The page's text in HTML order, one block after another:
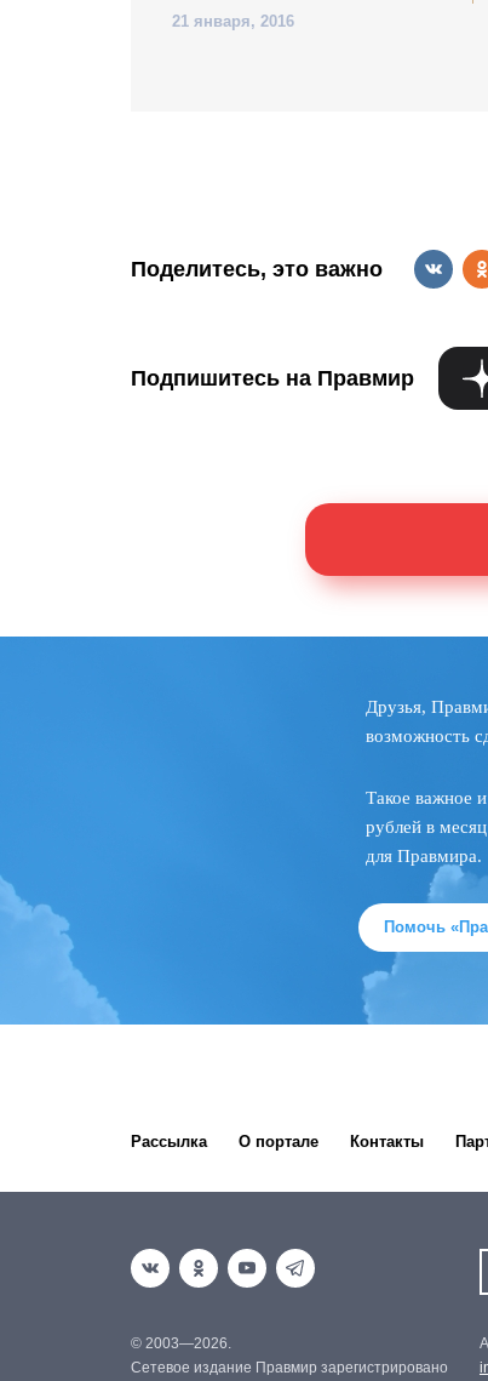
21 января, 2016
Поделитесь, это важно
Подпишитесь на Правмир
Друзья,
возможность
Такое важное
рублей в
для Правмира.
Помочь
Рассылка О портале Контакты
© 2003—2026.
Сетевое издание Правмир зарегистрировано